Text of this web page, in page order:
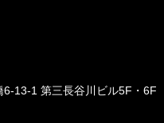
13-1 第三長谷川ビル5F・6F